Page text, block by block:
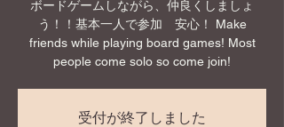
ボードゲームしながら、仲良くしましょ
う！！基本一人で参加 安心！ Make
friends while playing board games! Most
people come solo so come join!
受付が終了しました